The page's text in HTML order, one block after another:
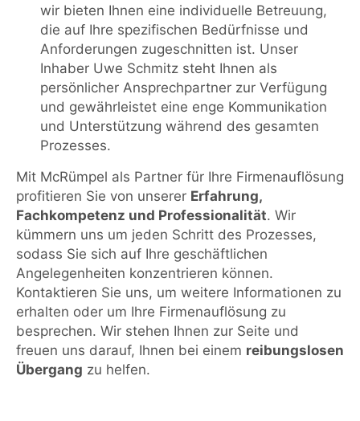
wir bieten Ihnen eine individuelle Betreuung,
die auf Ihre spezifischen Bedürfnisse und
Anforderungen zugeschnitten ist. Unser
Inhaber Uwe Schmitz steht Ihnen als
persönlicher Ansprechpartner zur Verfügung
und gewährleistet eine enge Kommunikation
und Unterstützung während des gesamten
Prozesses.
Mit McRümpel als Partner für Ihre Firmenauflösung
profitieren Sie von unserer Erfahrung,
Fachkompetenz und Professionalität. Wir
kümmern uns um jeden Schritt des Prozesses,
sodass Sie sich auf Ihre geschäftlichen
Angelegenheiten konzentrieren können.
Kontaktieren Sie uns, um weitere Informationen zu
erhalten oder um Ihre Firmenauflösung zu
besprechen. Wir stehen Ihnen zur Seite und
freuen uns darauf, Ihnen bei einem reibungslosen
Übergang zu helfen.